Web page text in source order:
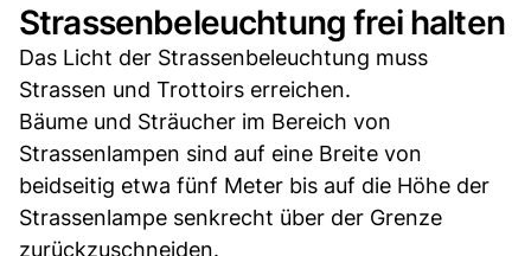
Strassenbeleuchtung frei halten
Das Licht der Strassenbeleuchtung muss
Strassen und Trottoirs erreichen.
Bäume und Sträucher im Bereich von
Strassenlampen sind auf eine Breite von
beidseitig etwa fünf Meter bis auf die Höhe der
Strassenlampe senkrecht über der Grenze
zurückzuschneiden.